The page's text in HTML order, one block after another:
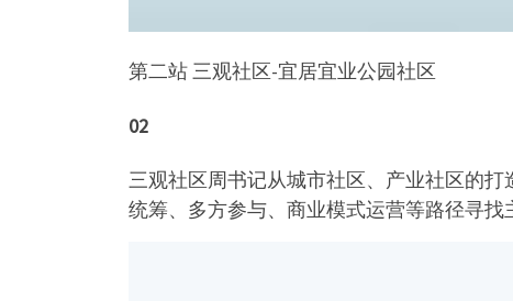
第二站 三观社区-宜居宜业公园社区
02
三观社区周书记从城市社区、产业社区的
统筹、多方参与、商业模式运营等路径寻找